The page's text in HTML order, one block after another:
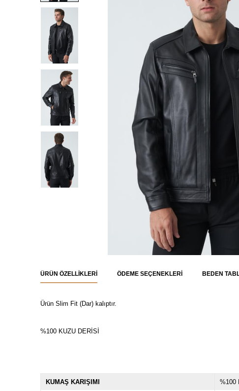
ÜRÜN ÖZELLIKLERI ÖDEME SEÇENEKLERI BEDEN
Ürün Slim Fit (Dar) kalıptır.
%100 KUZU DERİSİ
KUMAŞ KARIŞIMI %100